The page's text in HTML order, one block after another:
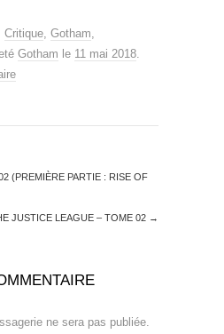
Critique Gotham
Gotham le 11 mai 2018
(PREMIÈRE PARTIE : RISE OF
JUSTICE LEAGUE – TOME 02 →
ne sera pas publiée.